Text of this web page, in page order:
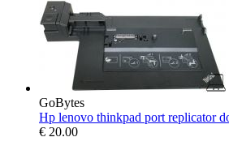
GoBytes
Hp lenovo thinkpad port replicator
€ 20.00